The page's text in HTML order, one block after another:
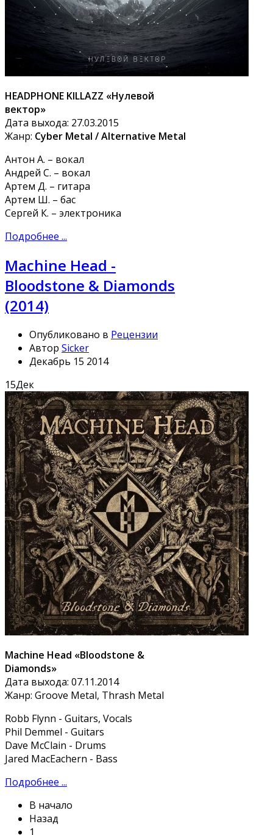
HEADPHONE KILLAZZ «Нулевой
вектор»
Дата выхода: 27.03.2015
Жанр: Cyber Metal / Alternative Metal
Антон А. – вокал
Андрей С. – вокал
Артем Д. – гитара
Артем Ш. – бас
Сергей К. – электроника
Подробнее ...
Machine Head -
Bloodstone & Diamonds
(2014)
Опубликовано в Рецензии
Автор Sicker
Декабрь 15 2014
15Дек
Machine Head «Bloodstone &
Diamonds»
Дата выхода: 07.11.2014
Жанр: Groove Metal, Thrash Metal
Robb Flynn - Guitars, Vocals
Phil Demmel - Guitars
Dave McClain - Drums
Jared MacEachern - Bass
Подробнее ...
В начало
Назад
1